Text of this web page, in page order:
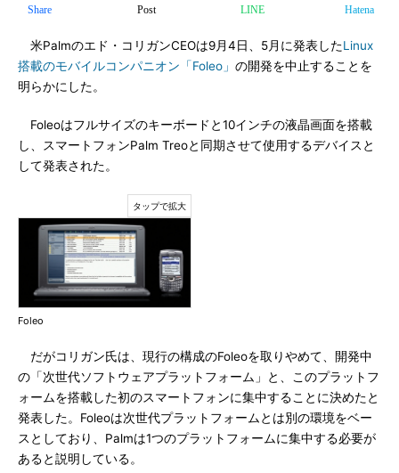
Share Post LINE Hatena
米Palmのエド・コリガンCEOは9月4日、5月に発表したLinux
搭載のモバイルコンパニオン「Foleo」 の開発を中止することを
明らかにした。
Foleoはフルサイズのキーボードと10インチの液晶画面を搭載
し、スマートフォンPalm Treoと同期させて使用するデバイスと
して発表された。
Foleo
だがコリガン氏は、現行の構成のFoleoを取りやめて、開発中
の「次世代ソフトウェアプラットフォーム」と、このプラットフ
ォームを搭載した初のスマートフォンに集中することに決めたと
発表した。Foleoは次世代プラットフォームとは別の環境をベー
スとしており、Palmは1つのプラットフォームに集中する必要が
あると説明している。